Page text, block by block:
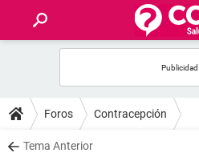
FOROS
SALUD
Foros Contracepción
Tema Anterior